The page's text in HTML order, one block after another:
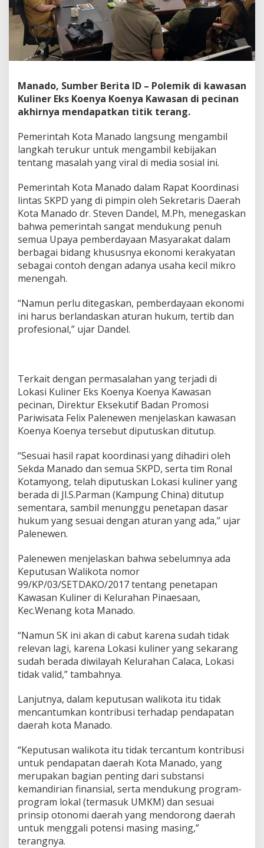
e
n
u
t
u
K
a
w
a
a
n
K
u
i
n
e
r
E
k
s
K
y
a
K
a
Manado, Sumber Berita ID – Polemik di kawasan
Kuliner Eks Koenya Koenya Kawasan di pecinan
akhirnya mendapatkan titik terang.
Pemerintah Kota Manado langsung mengambil
langkah terukur untuk mengambil kebijakan
tentang masalah yang viral di media sosial ini.
Pemerintah Kota Manado dalam Rapat Koordinasi
lintas SKPD yang di pimpin oleh Sekretaris Daerah
Kota Manado dr. Steven Dandel, M.Ph, menegaskan
bahwa pemerintah sangat mendukung penuh
semua Upaya pemberdayaan Masyarakat dalam
berbagai bidang khususnya ekonomi kerakyatan
sebagai contoh dengan adanya usaha kecil mikro
menengah.
“Namun perlu ditegaskan, pemberdayaan ekonomi
ini harus berlandaskan aturan hukum, tertib dan
profesional,” ujar Dandel.
Terkait dengan permasalahan yang terjadi di
Lokasi Kuliner Eks Koenya Koenya Kawasan
pecinan, Direktur Eksekutif Badan Promosi
Pariwisata Felix Palenewen menjelaskan kawasan
Koenya Koenya tersebut diputuskan ditutup.
“Sesuai hasil rapat koordinasi yang dihadiri oleh
Sekda Manado dan semua SKPD, serta tim Ronal
Kotamyong, telah diputuskan Lokasi kuliner yang
berada di Jl.S.Parman (Kampung China) ditutup
sementara, sambil menunggu penetapan dasar
hukum yang sesuai dengan aturan yang ada,” ujar
Palenewen.
Palenewen menjelaskan bahwa sebelumnya ada
Keputusan Walikota nomor
99/KP/03/SETDAKO/2017 tentang penetapan
Kawasan Kuliner di Kelurahan Pinaesaan,
Kec.Wenang kota Manado.
“Namun SK ini akan di cabut karena sudah tidak
relevan lagi, karena Lokasi kuliner yang sekarang
sudah berada diwilayah Kelurahan Calaca, Lokasi
tidak valid,” tambahnya.
Lanjutnya, dalam keputusan walikota itu tidak
mencantumkan kontribusi terhadap pendapatan
daerah kota Manado.
“Keputusan walikota itu tidak tercantum kontribusi
untuk pendapatan daerah Kota Manado, yang
merupakan bagian penting dari substansi
kemandirian finansial, serta mendukung program-
program lokal (termasuk UMKM) dan sesuai
prinsip otonomi daerah yang mendorong daerah
untuk menggali potensi masing masing,”
terangnya.